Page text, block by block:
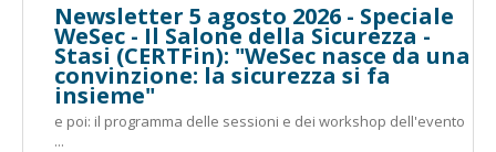
Newsletter 5 agosto 2026 - Speciale
WeSec - Il Salone della Sicurezza -
Stasi (CERTFin): "WeSec nasce da una
convinzione: la sicurezza si fa
insieme"
e poi: il programma delle sessioni e dei workshop dell'evento
...